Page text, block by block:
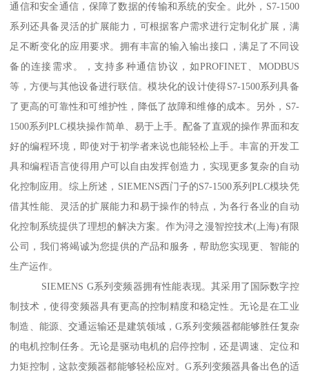
通信和安全通信，保障了数据的传输和系统的安全。此外，S7-1500
系列还具备灵活的扩展能力，可根据客户需求进行定制化扩展，满
足不断变化的应用要求。拥有丰富的输入输出接口，满足了不同设
备的连接需求。，支持多种通信协议，如PROFINET、MODBUS
等，方便与其他设备进行联信。模块化的设计使得S7-1500系列具备
了更高的可靠性和可维护性，降低了故障和维修的成本。另外，S7-
1500系列PLC模块操作简单、易于上手。配备了直观的操作界面和友
好的编程环境，即使对于初学者来说也能轻松上手。丰富的开发工
具和编程语言使得用户可以自由发挥创造力，实现更多复杂的自动
化控制应用。综上所述，SIEMENS西门子的S7-1500系列PLC模块凭
借其性能、灵活的扩展能力和易于操作的特点，为各行各业的自动
化控制系统提供了理想的解决方案。作为浔之漫智控技术(上海)有限
公司，我们将竭诚为您提供的产品和服务，帮助您实现更、智能的
生产运作。
SIEMENS G系列变频器拥有性能表现。其采用了国际数字控
制技术，使得变频器具有更高的控制精度和稳定性。无论是在工业
制造、能源、交通运输还是建筑领域，G系列变频器都能够胜任复杂
的电机控制任务。无论是驱动电机的启停控制，还是调速、定位和
力矩控制，这款变频器都能够轻松应对。G系列变频器具备出色的适